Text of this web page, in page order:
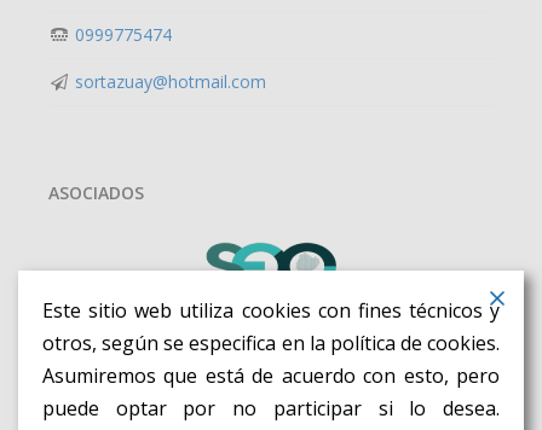
0999775474
sortazuay@hotmail.com
ASOCIADOS
Este sitio web utiliza cookies con fines técnicos y
otros, según se especifica en la política de cookies.
Asumiremos que está de acuerdo con esto, pero
puede optar por no participar si lo desea.